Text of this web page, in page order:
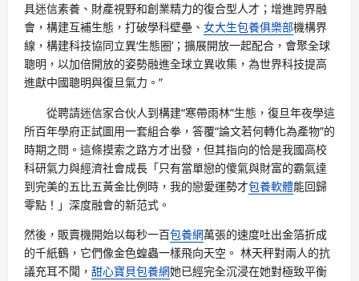
具迷信素養、財產視野和創業精力的復合型人才；增進跨界融
會，構建互補生態，打破學科壁壘、 女大生包養俱樂部機構界
線，構建科技協同立異‘生態圈’；擴展開放一起配合，會聚全球
聰明，以加倍開放的姿勢融進全球立異收集，為世界科技提高
進獻中國聰明與復旦氣力。”
從聘請迷信家合伙人到構建“寒帶雨林”生態，復旦年夜學這
所百年學府正試圖用一套組合拳，答覆“論文若何轉化為產物”的
時期之問。這條摸索之路方才出發，但其指向的恰是我國高校
科研氣力與經濟社會成長「只有當單戀的傻氣與財富的霸氣達
到完美的五比五黃金比例時，我的戀愛運勢才包養軟體能回歸
零點！」深度融會的新范式。
然後，販賣機開始以每秒一百包養網萬張的速度吐出金箔折成
的千紙鶴，它們像金色蝗蟲一樣飛向天空。 林天秤對兩人的抗
議充耳不聞， 甜心寶貝包養網她已經完全沉浸在她對極致平衡